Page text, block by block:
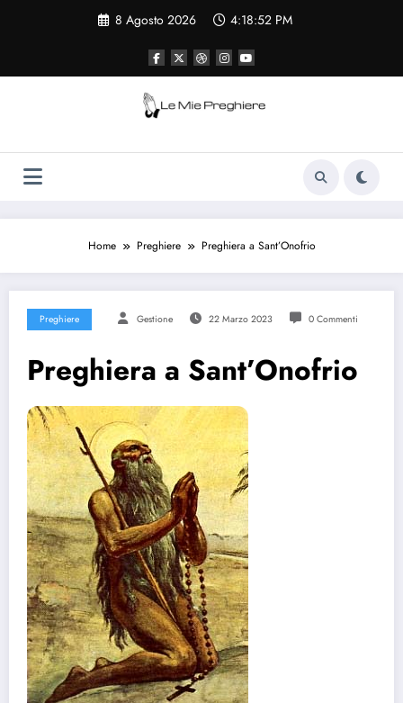
8 Agosto 2026 4:18:52 PM
Le Mie Preghiere
Il sito che raccogliere le preghiere e le
curiosità sulla chiesa cattolica
Home Preghiere Preghiera a Sant’Onofrio
Preghiere Gestione 22 Marzo 2023 0 Commenti
Preghiera a Sant’Onofrio